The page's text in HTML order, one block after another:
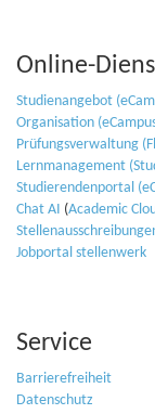
Online-
Studienangebot
Organisation
Prüfungsverwaltung
Lernmanagement
Studierendenportal
Chat AI (Academic
Jobportal stellenwerk
Service
Barrierefreiheit
Datenschutz